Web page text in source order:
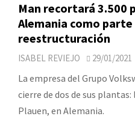
Man recortará 3.500
Alemania como parte
reestructuración
ISABEL REVIEJO 29/01/2021
La empresa del Grupo
cierre de dos de sus
Plauen, en Alemania.